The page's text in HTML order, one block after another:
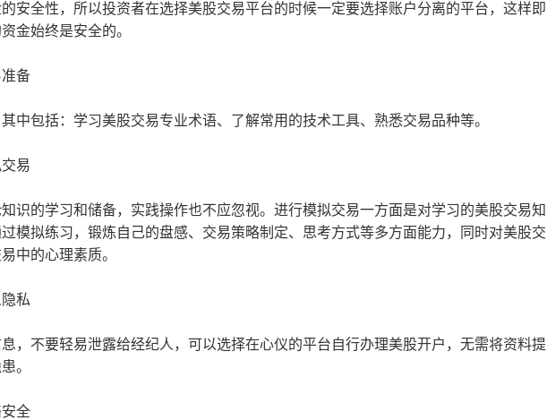
全性，所以投资者在选择美股交易平台的时候一定要选择账户分离的平台，这样即
金始终是安全的。
备
包括：学习美股交易专业术语、了解常用的技术工具、熟悉交易品种等。
易
的学习和储备，实践操作也不应忽视。进行模拟交易一方面是对学习的美股交易知
模拟练习，锻炼自己的盘感、交易策略制定、思考方式等多方面能力，同时对美股交
中的心理素质。
私
不要轻易泄露给经纪人，可以选择在心仪的平台自行办理美股开户，无需将资料提
。
全